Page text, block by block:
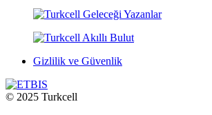
Gizlilik ve Güvenlik
© 2025 Turkcell